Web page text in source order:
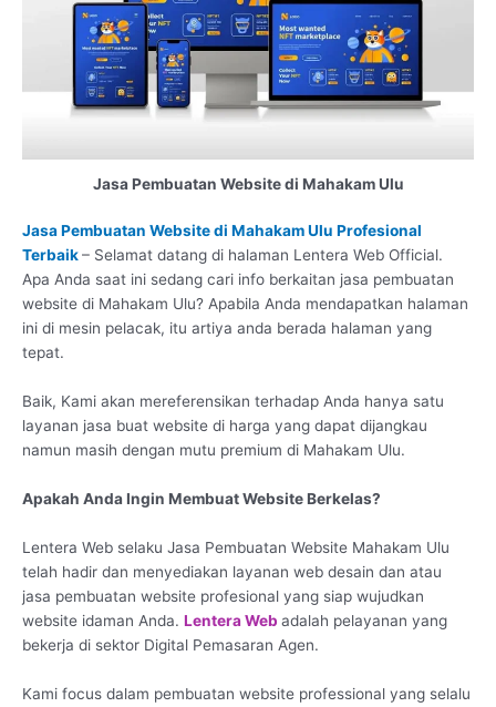
Jasa Pembuatan Website di Mahakam Ulu
Jasa Pembuatan Website di Mahakam Ulu Profesional
Terbaik– Selamat datang di halaman Lentera Web Official.
Apa Anda saat ini sedang cari info berkaitan jasa pembuatan
website di Mahakam Ulu? Apabila Anda mendapatkan halaman
ini di mesin pelacak, itu artiya anda berada halaman yang
tepat.
Baik, Kami akan mereferensikan terhadap Anda hanya satu
layanan jasa buat website di harga yang dapat dijangkau
namun masih dengan mutu premium di Mahakam Ulu.
Apakah Anda Ingin Membuat Website Berkelas?
Lentera Web selaku Jasa Pembuatan Website Mahakam Ulu
telah hadir dan menyediakan layanan web desain dan atau
jasa pembuatan website profesional yang siap wujudkan
website idaman Anda. Lentera Web adalah pelayanan yang
bekerja di sektor Digital Pemasaran Agen.
Kami focus dalam pembuatan website professional yang selalu